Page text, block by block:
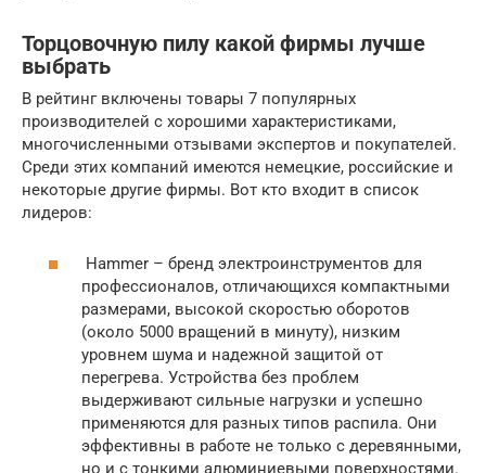
Торцовочную пилу какой фирмы лучше
выбрать
В рейтинг включены товары 7 популярных
производителей с хорошими характеристиками,
многочисленными отзывами экспертов и покупателей.
Среди этих компаний имеются немецкие, российские и
некоторые другие фирмы. Вот кто входит в список
лидеров:
Hammer – бренд электроинструментов для
профессионалов, отличающихся компактными
размерами, высокой скоростью оборотов
(около 5000 вращений в минуту), низким
уровнем шума и надежной защитой от
перегрева. Устройства без проблем
выдерживают сильные нагрузки и успешно
применяются для разных типов распила. Они
эффективны в работе не только с деревянными,
но и с тонкими алюминиевыми поверхностями.